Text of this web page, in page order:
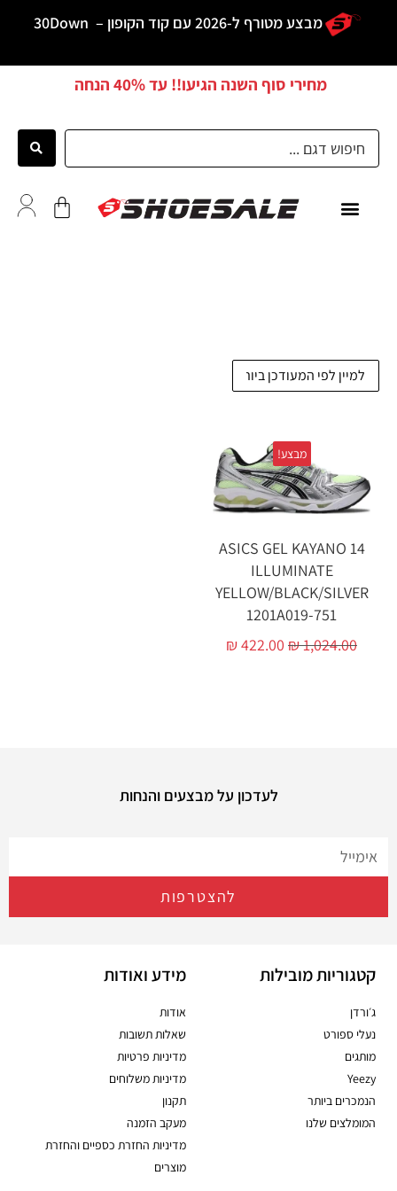
מבצע מטורף ל-2026 עם קוד הקופון – 30Down
מחירי סוף השנה הגיעו!! עד40% הנחה
מבצע!
ASICS GEL KAYANO 14
ILLUMINATE
YELLOW/BLACK/SILVER
1201A019-751
₪1,024.00
₪422.00
לעדכון על מבצעים והנחות
להצטרפות
קטגוריות מובילות
ג׳ורדן
נעלי ספורט
מותגים
Yeezy
הנמכרים ביותר
המומלצים שלנו
מידע ואודות
אודות
שאלות תשובות
מדיניות פרטיות
מדיניות משלוחים
תקנון
מעקב הזמנה
מדיניות החזרת כספיים והחזרת
מוצרים